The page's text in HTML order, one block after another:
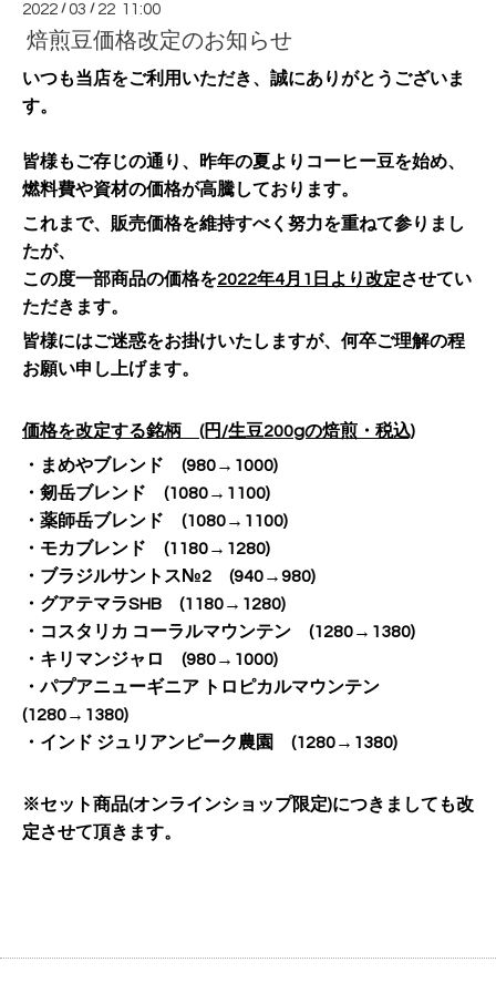
2022 /03 / 22 11:00
焙煎豆価格改定のお知らせ
いつも当店をご利用いただき、誠にありがとうございま
す。
皆様もご存じの通り、昨年の夏よりコーヒー豆を始め、
燃料費や資材の価格が高騰しております。
これまで、販売価格を維持すべく努力を重ねて参りまし
たが、
この度一部商品の価格を2022年4月1日より改定させてい
ただきます。
皆様にはご迷惑をお掛けいたしますが、何卒ご理解の程
お願い申し上げます。
価格を改定する銘柄 (円/生豆200gの焙煎・税込)
・まめやブレンド (980→1000)
・剱岳ブレンド (1080→1100)
・薬師岳ブレンド (1080→1100)
・モカブレンド (1180→1280)
・ブラジルサントス№2 (940→980)
・グアテマラSHB (1180→1280)
・コスタリカ コーラルマウンテン (1280→1380)
・キリマンジャロ (980→1000)
・パプアニューギニア トロピカルマウンテン
(1280→1380)
・インド ジュリアンピーク農園 (1280→1380)
※セット商品(オンラインショップ限定)につきましても改
定させて頂きます。